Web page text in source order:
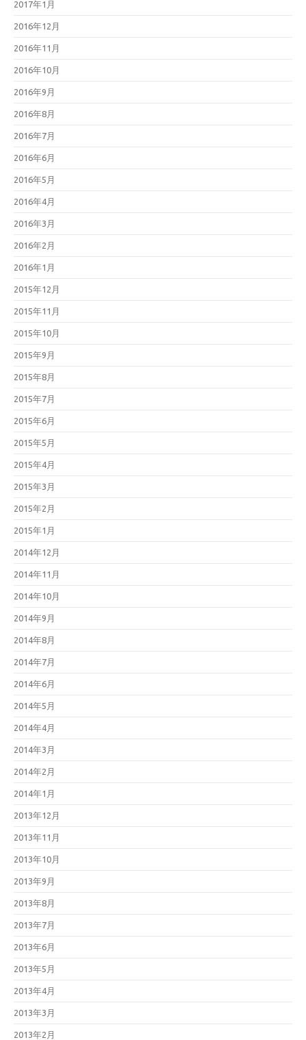
2017年1月
2016年12月
2016年11月
2016年10月
2016年9月
2016年8月
2016年7月
2016年6月
2016年5月
2016年4月
2016年3月
2016年2月
2016年1月
2015年12月
2015年11月
2015年10月
2015年9月
2015年8月
2015年7月
2015年6月
2015年5月
2015年4月
2015年3月
2015年2月
2015年1月
2014年12月
2014年11月
2014年10月
2014年9月
2014年8月
2014年7月
2014年6月
2014年5月
2014年4月
2014年3月
2014年2月
2014年1月
2013年12月
2013年11月
2013年10月
2013年9月
2013年8月
2013年7月
2013年6月
2013年5月
2013年4月
2013年3月
2013年2月